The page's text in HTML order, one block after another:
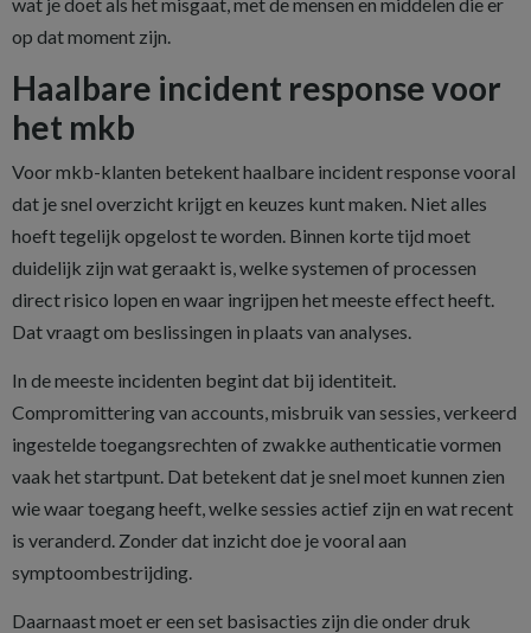
op dat moment zijn.
Haalbare incident response voor
het mkb
Voor mkb-klanten betekent haalbare incident response vooral
dat je snel overzicht krijgt en keuzes kunt maken. Niet alles
hoeft tegelijk opgelost te worden. Binnen korte tijd moet
duidelijk zijn wat geraakt is, welke systemen of processen
direct risico lopen en waar ingrijpen het meeste effect heeft.
Dat vraagt om beslissingen in plaats van analyses.
In de meeste incidenten begint dat bij identiteit.
Compromittering van accounts, misbruik van sessies, verkeerd
ingestelde toegangsrechten of zwakke authenticatie vormen
vaak het startpunt. Dat betekent dat je snel moet kunnen zien
wie waar toegang heeft, welke sessies actief zijn en wat recent
is veranderd. Zonder dat inzicht doe je vooral aan
symptoombestrijding.
Daarnaast moet er een set basisacties zijn die onder druk